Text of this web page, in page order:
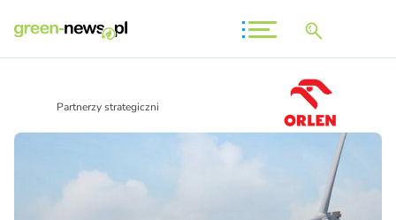
Partnerzy strategiczni